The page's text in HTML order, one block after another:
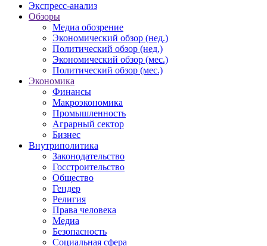
Экспресс-анализ
Обзоры
Медиа обозрение
Экономический обзор (нед.)
Политический обзор (нед.)
Экономический обзор (мес.)
Политический обзор (мес.)
Экономика
Финансы
Макроэкономика
Промышленность
Аграрный сектор
Бизнес
Внутриполитика
Законодательство
Госстроительство
Общество
Гендер
Религия
Права человека
Медиа
Безопасность
Социальная сфера